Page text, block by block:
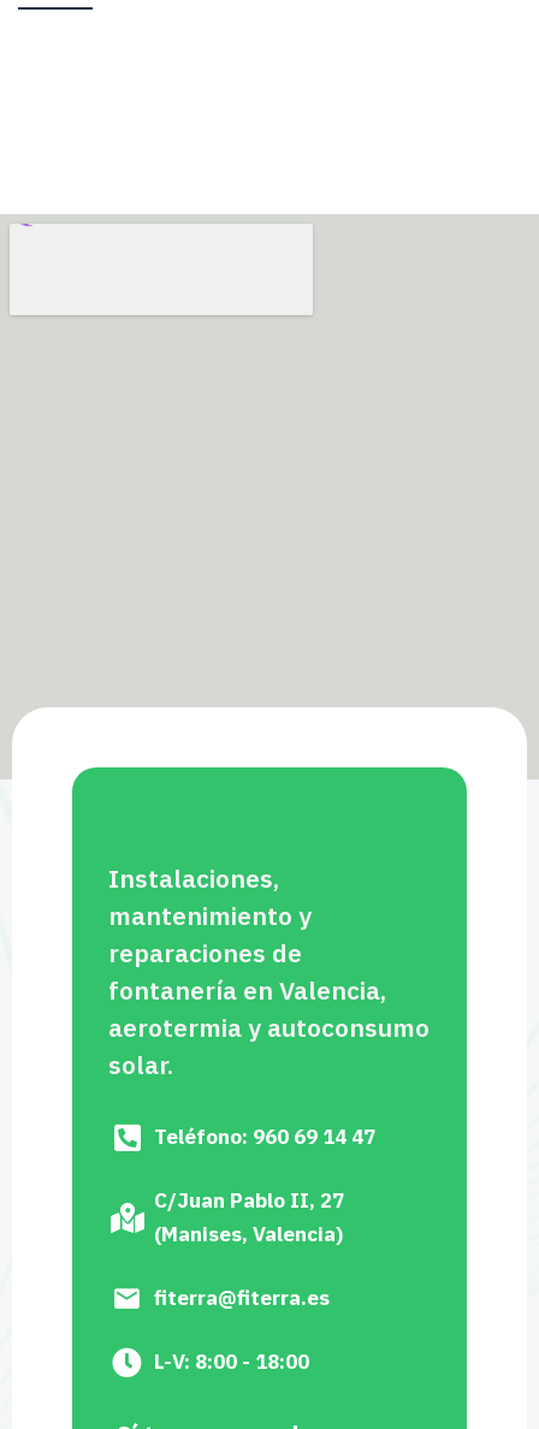
Instalaciones,
mantenimiento y
reparaciones de
fontanería en Valencia,
aerotermia y autoconsumo
solar.
Teléfono: 960 69 14 47
C/Juan Pablo II, 27
(Manises, Valencia)
fiterra@fiterra.es
L-V: 8:00 - 18:00